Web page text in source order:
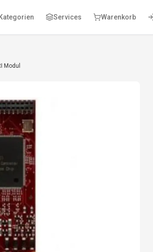
Kategorien Services Warenkorb
Modul